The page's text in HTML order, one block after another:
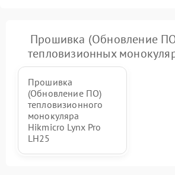
Прошивка (Обновление
тепловизионных
Прошивка
(Обновление ПО)
тепловизионного
монокуляра
Hikmicro Lynx Pro
LH25